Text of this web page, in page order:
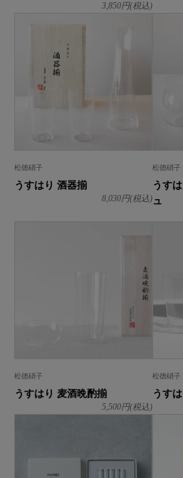
3,850円(税込)
松徳硝子
うすはり 酒器揃
8,030円(税込)
松徳硝子
うす
ュ
松徳硝子
うすはり 麦酒晩酌揃
5,500円(税込)
松徳硝子
うす